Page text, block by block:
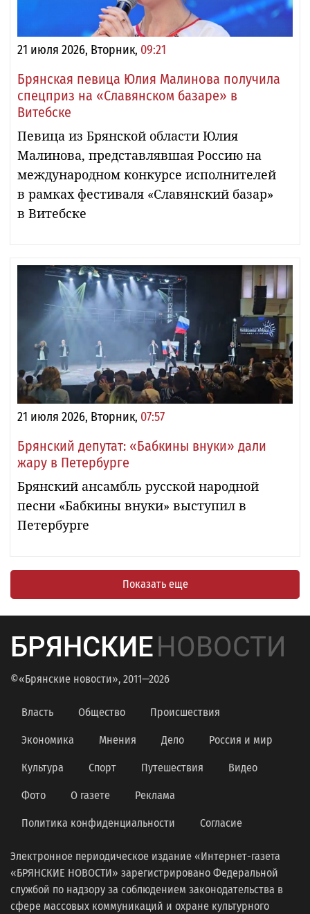
21 июля 2026, Вторник, 09:21
Брянская певица Юлия Малинова получила
спецприз на «Славянском базаре» в
Витебске
Певица из Брянской области Юлия
Малинова, представлявшая Россию на
международном конкурсе исполнителей
в рамках фестиваля «Славянский базар»
в Витебске
21 июля 2026, Вторник, 07:57
Брянский депутат: «Бабкины внуки» дали
жару в Петербурге
Брянский ансамбль русской народной
песни «Бабкины внуки» выступил в
Петербурге
Показать еще
БРЯНСКИЕНОВОСТИ
©«Брянские новости», 2011—2026
Власть Общество Происшествия
Экономика Мнения Дело Россия и мир
Культура Спорт Путешествия Видео
Фото О газете Реклама
Политика конфиденциальности Согласие
Электронное периодическое издание «Интернет-газета
«БРЯНСКИЕ НОВОСТИ» зарегистрировано Федеральной
службой по надзору за соблюдением законодательства в
сфере массовых коммуникаций и охране культурного